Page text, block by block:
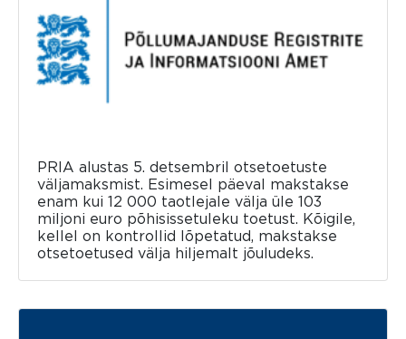
PRIA alustas 5. detsembril otsetoetuste
väljamaksmist. Esimesel päeval makstakse
enam kui 12 000 taotlejale välja üle 103
miljoni euro põhisissetuleku toetust. Kõigile,
kellel on kontrollid lõpetatud, makstakse
otsetoetused välja hiljemalt jõuludeks.